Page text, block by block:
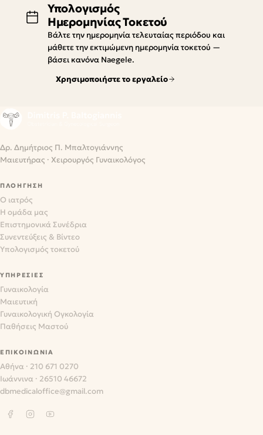
Υπολογισμός
Ημερομηνίας Τοκετού
Βάλτε την ημερομηνία τελευταίας περιόδου και
μάθετε την εκτιμώμενη ημερομηνία τοκετού —
βάσει κανόνα Naegele.
Χρησιμοποιήστε το εργαλείο
Δρ. Δημήτριος Π. Μπαλτογιάννης
Μαιευτήρας · Χειρουργός Γυναικολόγος
ΠΛΟΉΓΗΣΗ
Ο ιατρός
Η ομάδα μας
Επιστημονικά Συνέδρια
Συνεντεύξεις & Βίντεο
Υπολογισμός τοκετού
ΥΠΗΡΕΣΊΕΣ
Γυναικολογία
Μαιευτική
Γυναικολογική Ογκολογία
Παθήσεις Μαστού
ΕΠΙΚΟΙΝΩΝΊΑ
Αθήνα · 210 671 0270
Ιωάννινα · 26510 46672
dbmedicaloffice@gmail.com